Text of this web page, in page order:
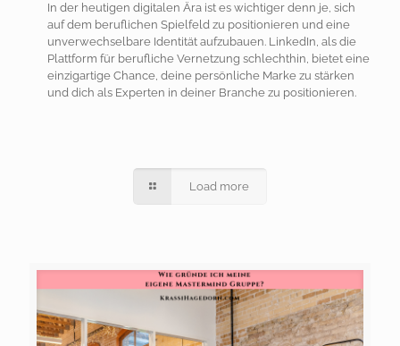
In der heutigen digitalen Ära ist es wichtiger denn je, sich
auf dem beruflichen Spielfeld zu positionieren und eine
unverwechselbare Identität aufzubauen. LinkedIn, als die
Plattform für berufliche Vernetzung schlechthin, bietet eine
einzigartige Chance, deine persönliche Marke zu stärken
und dich als Experten in deiner Branche zu positionieren.
Load more